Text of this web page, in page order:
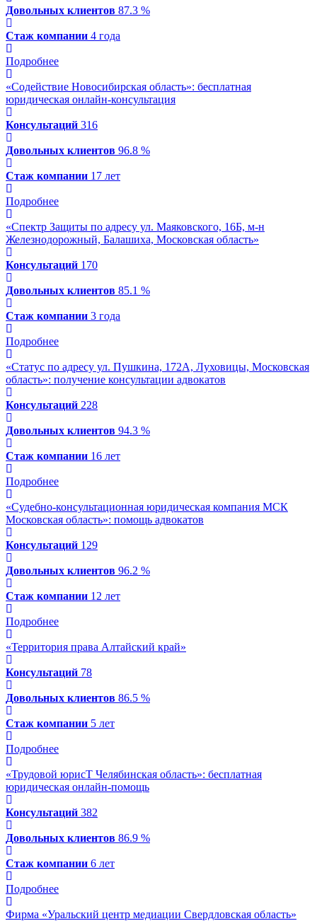
Довольных клиентов 87.3 %
Стаж компании 4 года
Подробнее
«Содействие Новосибирская область»: бесплатная
юридическая онлайн-консультация
Консультаций 316
Довольных клиентов 96.8 %
Стаж компании 17 лет
Подробнее
«Спектр Защиты по адресу ул. Маяковского, 16Б, м-н
Железнодорожный, Балашиха, Московская область»
Консультаций 170
Довольных клиентов 85.1 %
Стаж компании 3 года
Подробнее
«Статус по адресу ул. Пушкина, 172А, Луховицы, Московская
область»: получение консультации адвокатов
Консультаций 228
Довольных клиентов 94.3 %
Стаж компании 16 лет
Подробнее
«Судебно-консультационная юридическая компания МСК
Московская область»: помощь адвокатов
Консультаций 129
Довольных клиентов 96.2 %
Стаж компании 12 лет
Подробнее
«Территория права Алтайский край»
Консультаций 78
Довольных клиентов 86.5 %
Стаж компании 5 лет
Подробнее
«Трудовой юрисТ Челябинская область»: бесплатная
юридическая онлайн-помощь
Консультаций 382
Довольных клиентов 86.9 %
Стаж компании 6 лет
Подробнее
Фирма «Уральский центр медиации Свердловская область»